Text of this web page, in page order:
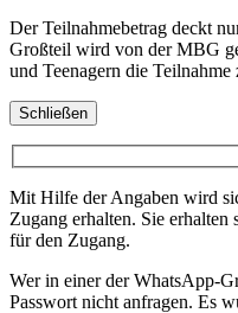
Der Teilnahmebetrag deckt
Großteil wird von der MBG
und Teenagern die Teilnahme
Schließen
Mit Hilfe der Angaben wird
Zugang erhalten. Sie
für den Zugang.
Wer in einer der WhatsApp-
Passwort nicht anfragen. Es